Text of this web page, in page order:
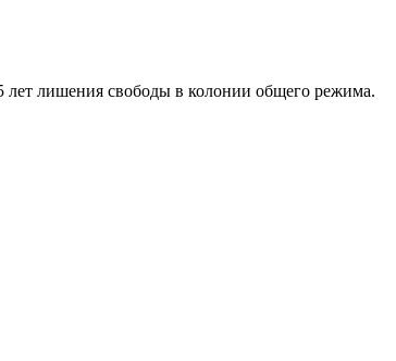
лет лишения свободы в колонии общего режима.